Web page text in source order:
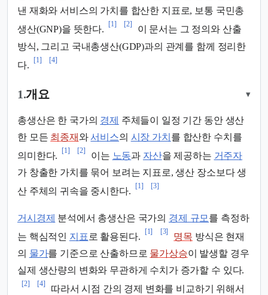
낸 재화와 서비스의 가치를 합산한 지표로, 보통 국민총
생산(GNP)을 뜻한다.
[1] [2]
이 문서는 그 정의와 산출
방식, 그리고 국내총생산(GDP)과의 관계를 함께 정리한
다.
[1] [4]
1.개요 ▾
총생산은 한 국가의 경제 주체들이 일정 기간 동안 생산
한 모든 최종재 와서비스의 시장 가치 를 합산한 수치를
의미한다.
[1] [2]
이는 노동과 자산을 제공하는 거주자
가 창출한 가치를 묶어 보려는 지표로, 생산 장소보다 생
산 주체의 귀속을 중시한다.
[1] [3]
거시경제 분석에서 총생산은 국가의 경제 규모 를 측정하
는 핵심적인 지표 로 활용된다.
[1] [3]
명목 방식은 현재
의 물가를 기준으로 산출하므로 물가상승이 발생할 경우
실제 생산량의 변화와 무관하게 수치가 증가할 수 있다.
[2] [4]
따라서 시점 간의 경제 변화를 비교하기 위해서